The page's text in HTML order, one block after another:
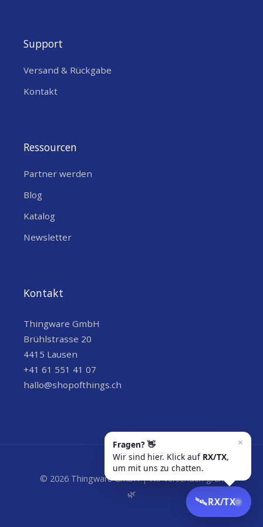
Support
Versand & Rückgabe
Kontakt
Ressourcen
Partner werden
Blog
Katalog
Newsletter
Kontakt
Thingware GmbH
Brühlstrasse 20
4415 Lausen
+41 61 551 41 07
hallo@shopofthings.ch
© 2026 Thingware GmbH | Wir versenden grün
🌿